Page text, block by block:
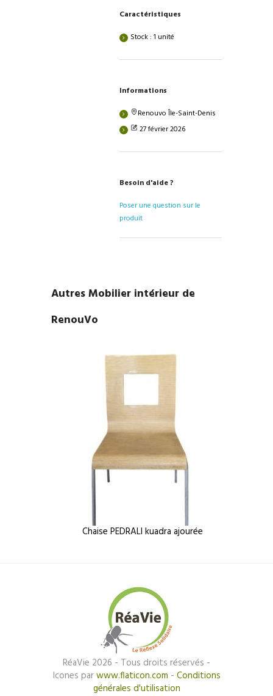
Caractéristiques
Stock : 1 unité
Informations
Renouvo Île-Saint-Denis
27 février 2026
Besoin d'aide ?
Poser une question sur le
produit
Autres Mobilier intérieur de
RenouVo
Chaise PEDRALI kuadra ajourée
RéaVie 2026 - Tous droits réservés -
Icones parwww.flaticon.com - Conditions
générales d'utilisation